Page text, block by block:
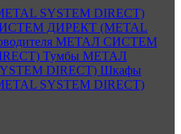
SYSTEM DIRECT)
ДИРЕКТ (METAL
МЕТАЛ СИСТЕМ
Тумбы МЕТАЛ
DIRECT) Шкафы
SYSTEM DIRECT)